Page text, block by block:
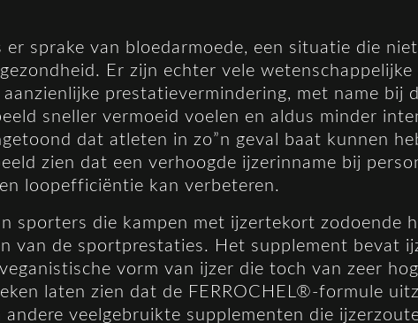
sprake van bloedarmoede, een situatie die
Er zijn echter vele
prestatievermindering, met name bij
sneller vermoeid voelen en aldus minder
dat atleten in zo”n geval baat kunnen
zien dat een verhoogde ijzerinname bij
loopefficiëntie kan verbeteren.
sporters die kampen met ijzertekort zodoende
van de sportprestaties. Het supplement bevat
vorm van ijzer die toch van zeer
laten zien dat de FERROCHEL®-formule
andere veelgebruikte supplementen die